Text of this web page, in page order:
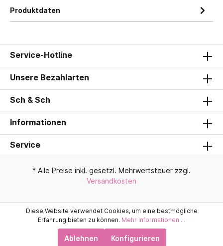
Produktdaten
Service-Hotline
Unsere Bezahlarten
Sch & Sch
Informationen
Service
* Alle Preise inkl. gesetzl. Mehrwertsteuer zzgl.
Versandkosten
Diese Website verwendet Cookies, um eine bestmögliche
Erfahrung bieten zu können. Mehr Informationen ...
Ablehnen Konfigurieren